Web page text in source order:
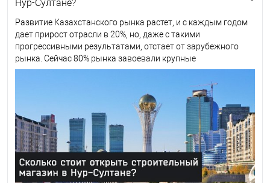
Нур-Султане?
Развитие Казахстанского рынка растет, и с каждым годом
дает прирост отрасли в 20%, но, даже с такими
прогрессивными результатами, отстает от зарубежного
рынка. Сейчас 80% рынка завоевали крупные
казахстанские и иностранные фирмы, а оставшиеся 20% это